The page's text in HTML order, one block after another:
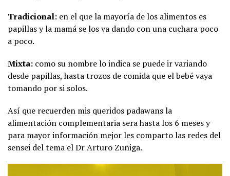
Tradicional: en el que la mayoría de los alimentos es
papillas y la mamá se los va dando con una cuchara poco
a poco.
Mixta: como su nombre lo indica se puede ir variando
desde papillas, hasta trozos de comida que el bebé vaya
tomando por si solos.
Así que recuerden mis queridos padawans la
alimentación complementaria sera hasta los 6 meses y
para mayor información mejor les comparto las redes del
sensei del tema el Dr Arturo Zuñiga.